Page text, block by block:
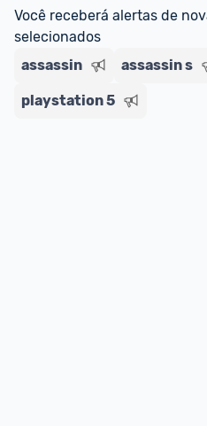
Você receberá alertas de
selecionados
assassin
assassin s
playstation 5